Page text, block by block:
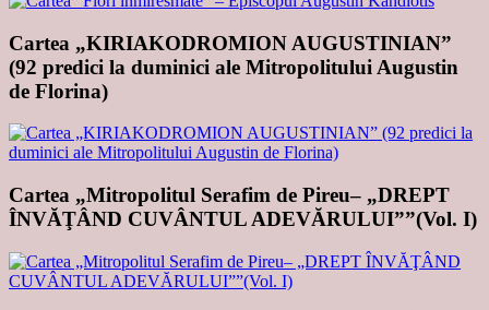
Cartea „KIRIAKODROMION AUGUSTINIAN”
(92 predici la duminici ale Mitropolitului Augustin
de Florina)
Cartea „Mitropolitul Serafim de Pireu– „DREPT
ÎNVĂŢÂND CUVÂNTUL ADEVĂRULUI””(Vol. I)